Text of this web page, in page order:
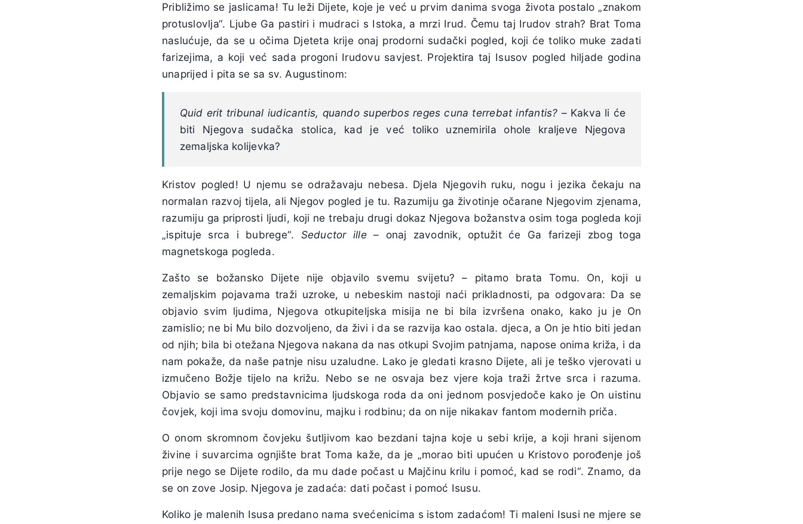
Približimo se jaslicama! Tu leži Dijete, koje je već u prvim danima svoga života postalo „znakom
protuslovlja“. Ljube Ga pastiri i mudraci s Istoka, a mrzi Irud. Čemu taj Irudov strah? Brat Toma
naslućuje, da se u očima Djeteta krije onaj prodorni sudački pogled, koji će toliko muke zadati
farizejima, a koji već sada progoni Irudovu savjest. Projektira taj Isusov pogled hiljade godina
unaprijed i pita se sa sv. Augustinom:
Quid erit tribunal iudicantis, quando superbos reges cuna terrebat infantis? – Kakva li će
biti Njegova sudačka stolica, kad je već toliko uznemirila ohole kraljeve Njegova
zemaljska kolijevka?
Kristov pogled! U njemu se odražavaju nebesa. Djela Njegovih ruku, nogu i jezika čekaju na
normalan razvoj tijela, ali Njegov pogled je tu. Razumiju ga životinje očarane Njegovim zjenama,
razumiju ga priprosti ljudi, koji ne trebaju drugi dokaz Njegova božanstva osim toga pogleda koji
„ispituje srca i bubrege“. Seductor ille– onaj zavodnik, optužit će Ga farizeji zbog toga
magnetskoga pogleda.
Zašto se božansko Dijete nije objavilo svemu svijetu? – pitamo brata Tomu. On, koji u
zemaljskim pojavama traži uzroke, u nebeskim nastoji naći prikladnosti, pa odgovara: Da se
objavio svim ljudima, Njegova otkupiteljska misija ne bi bila izvršena onako, kako ju je On
zamislio; ne bi Mu bilo dozvoljeno, da živi i da se razvija kao ostala. djeca, a On je htio biti jedan
od njih; bila bi otežana Njegova nakana da nas otkupi Svojim patnjama, napose onima križa, i da
nam pokaže, da naše patnje nisu uzaludne. Lako je gledati krasno Dijete, ali je teško vjerovati u
izmučeno Božje tijelo na križu. Nebo se ne osvaja bez vjere koja traži žrtve srca i razuma.
Objavio se samo predstavnicima ljudskoga roda da oni jednom posvjedoče kako je On uistinu
čovjek, koji ima svoju domovinu, majku i rodbinu; da on nije nikakav fantom modernih priča.
O onom skromnom čovjeku šutljivom kao bezdani tajna koje u sebi krije, a koji hrani sijenom
živine i suvarcima ognjište brat Toma kaže, da je „morao biti upućen u Kristovo porođenje još
prije nego se Dijete rodilo, da mu dade počast u Majčinu krilu i pomoć, kad se rodi“. Znamo, da
se on zove Josip. Njegova je zadaća: dati počast i pomoć Isusu.
Koliko je malenih Isusa predano nama svećenicima s istom zadaćom! Ti maleni Isusi ne mjere se